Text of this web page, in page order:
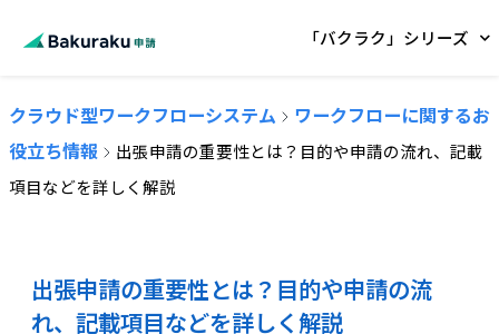
「バクラク」シリーズ
クラウド型ワークフローシステム
ワークフローに関するお
役立ち情報
出張申請の重要性とは？目的や申請の流れ、記載
項目などを詳しく解説
出張申請の重要性とは？目的や申請の流
れ、記載項目などを詳しく解説